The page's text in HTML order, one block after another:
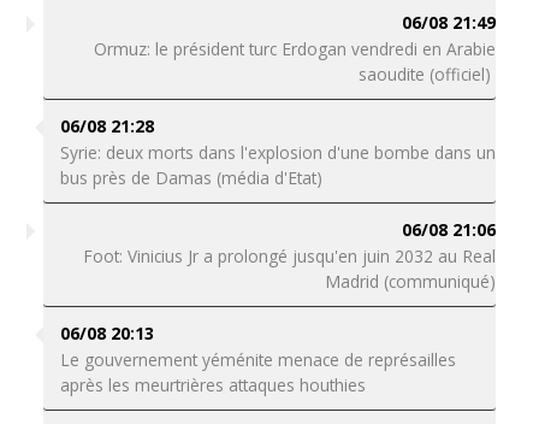
06/08 21:49
Ormuz: le président turc Erdogan vendredi en Arabie
saoudite (officiel)
06/08 21:28
Syrie: deux morts dans l'explosion d'une bombe dans un
bus près de Damas (média d'Etat)
06/08 21:06
Foot: Vinicius Jr a prolongé jusqu'en juin 2032 au Real
Madrid (communiqué)
06/08 20:13
Le gouvernement yéménite menace de représailles
après les meurtrières attaques houthies